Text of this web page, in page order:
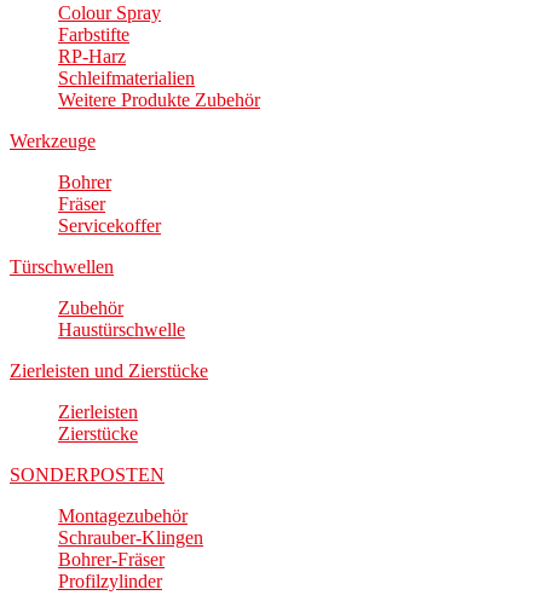
Colour Spray
Farbstifte
RP-Harz
Schleifmaterialien
Weitere Produkte Zubehör
Werkzeuge
Bohrer
Fräser
Servicekoffer
Türschwellen
Zubehör
Haustürschwelle
Zierleisten und Zierstücke
Zierleisten
Zierstücke
SONDERPOSTEN
Montagezubehör
Schrauber-Klingen
Bohrer-Fräser
Profilzylinder